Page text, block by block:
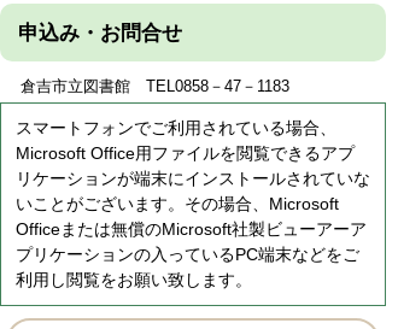
申込み・お問合せ
倉吉市立図書館 TEL0858－47－1183
スマートフォンでご利用されている場合、
Microsoft Office用ファイルを閲覧できるアプ
リケーションが端末にインストールされていな
いことがございます。その場合、Microsoft
Officeまたは無償のMicrosoft社製ビューアーア
プリケーションの入っているPC端末などをご
利用し閲覧をお願い致します。